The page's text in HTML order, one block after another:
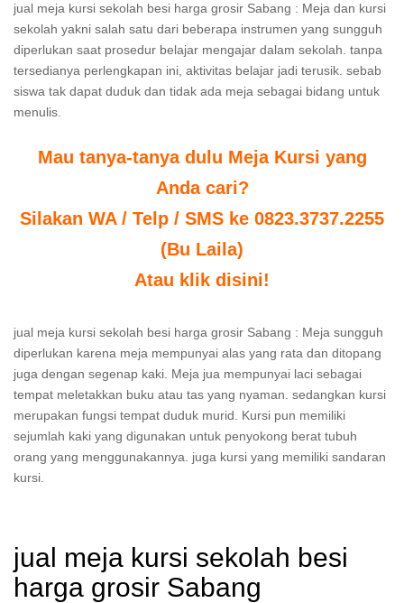
jual meja kursi sekolah besi harga grosir Sabang : Meja dan kursi
sekolah yakni salah satu dari beberapa instrumen yang sungguh
diperlukan saat prosedur belajar mengajar dalam sekolah. tanpa
tersedianya perlengkapan ini, aktivitas belajar jadi terusik. sebab
siswa tak dapat duduk dan tidak ada meja sebagai bidang untuk
menulis.
Mau tanya-tanya dulu Meja Kursi yang
Anda cari?
Silakan WA / Telp / SMS ke 0823.3737.2255
(Bu Laila)
Atau klik disini!
jual meja kursi sekolah besi harga grosir Sabang : Meja sungguh
diperlukan karena meja mempunyai alas yang rata dan ditopang
juga dengan segenap kaki. Meja jua mempunyai laci sebagai
tempat meletakkan buku atau tas yang nyaman. sedangkan kursi
merupakan fungsi tempat duduk murid. Kursi pun memiliki
sejumlah kaki yang digunakan untuk penyokong berat tubuh
orang yang menggunakannya. juga kursi yang memiliki sandaran
kursi.
jual meja kursi sekolah besi
harga grosir Sabang